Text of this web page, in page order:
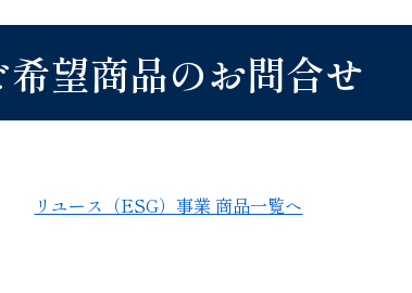
希望商品のお問合せ
リユース（ESG）事業 商品一覧へ